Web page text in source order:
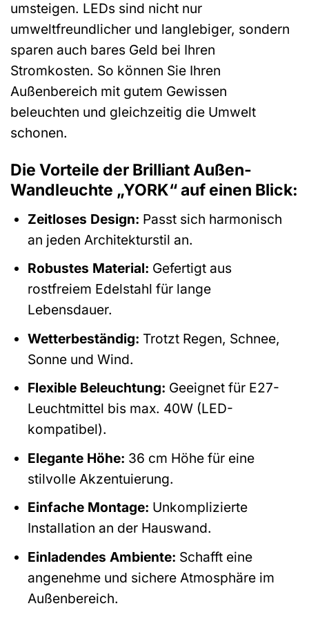
umsteigen. LEDs sind nicht nur
umweltfreundlicher und langlebiger, sondern
sparen auch bares Geld bei Ihren
Stromkosten. So können Sie Ihren
Außenbereich mit gutem Gewissen
beleuchten und gleichzeitig die Umwelt
schonen.
Die Vorteile der Brilliant Außen-
Wandleuchte „YORK“ auf einen Blick:
Zeitloses Design: Passt sich harmonisch
an jeden Architekturstil an.
Robustes Material: Gefertigt aus
rostfreiem Edelstahl für lange
Lebensdauer.
Wetterbeständig: Trotzt Regen, Schnee,
Sonne und Wind.
Flexible Beleuchtung: Geeignet für E27-
Leuchtmittel bis max. 40W (LED-
kompatibel).
Elegante Höhe: 36 cm Höhe für eine
stilvolle Akzentuierung.
Einfache Montage: Unkomplizierte
Installation an der Hauswand.
Einladendes Ambiente: Schafft eine
angenehme und sichere Atmosphäre im
Außenbereich.